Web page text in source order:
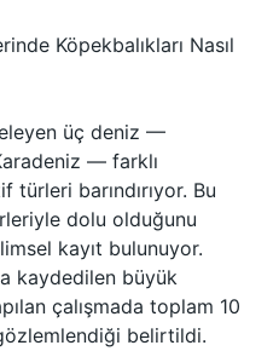
Köpekbalıkları Nasıl
üç deniz —
— farklı
barındırıyor. Bu
dolu olduğunu
kayıt bulunuyor.
kaydedilen büyük
çalışmada toplam 10
belirtildi.